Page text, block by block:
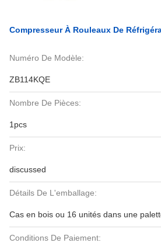
Compresseur À Rouleaux De
Numéro De Modèle:
ZB114KQE
Nombre De Pièces:
1pcs
Prix:
discussed
Détails De L'emballage:
Cas en bois ou 16 unités dans une
Conditions De Paiement: